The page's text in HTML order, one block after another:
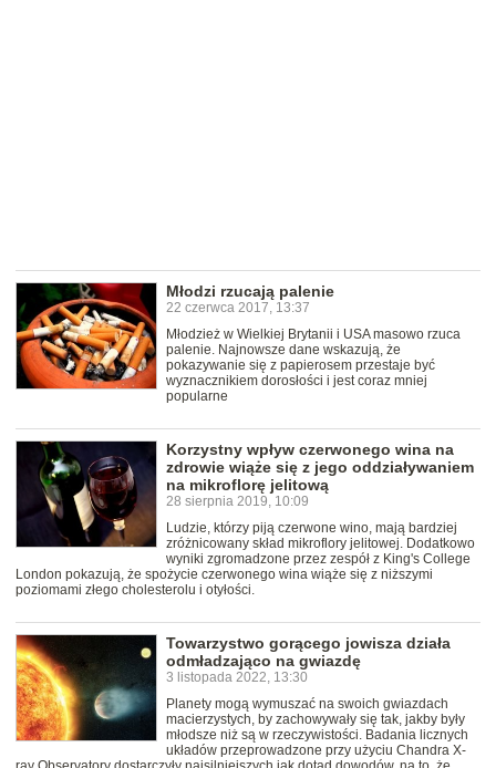
Młodzi rzucają palenie
22 czerwca 2017, 13:37
Młodzież w Wielkiej Brytanii i USA masowo rzuca
palenie. Najnowsze dane wskazują, że
pokazywanie się z papierosem przestaje być
wyznacznikiem dorosłości i jest coraz mniej
popularne
Korzystny wpływ czerwonego wina na
zdrowie wiąże się z jego oddziaływaniem
na mikroflorę jelitową
28 sierpnia 2019, 10:09
Ludzie, którzy piją czerwone wino, mają bardziej
zróżnicowany skład mikroflory jelitowej. Dodatkowo
wyniki zgromadzone przez zespół z King's College
London pokazują, że spożycie czerwonego wina wiąże się z niższymi
poziomami złego cholesterolu i otyłości.
Towarzystwo gorącego jowisza działa
odmładzająco na gwiazdę
3 listopada 2022, 13:30
Planety mogą wymuszać na swoich gwiazdach
macierzystych, by zachowywały się tak, jakby były
młodsze niż są w rzeczywistości. Badania licznych
układów przeprowadzone przy użyciu Chandra X-